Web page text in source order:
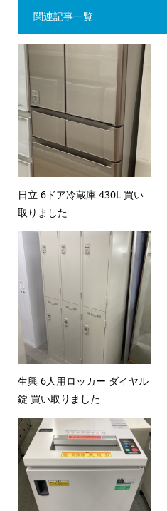
関連記事一覧
日立 6ドア冷蔵庫 430L 買い
取りました
生興 6人用ロッカー ダイヤル
錠 買い取りました